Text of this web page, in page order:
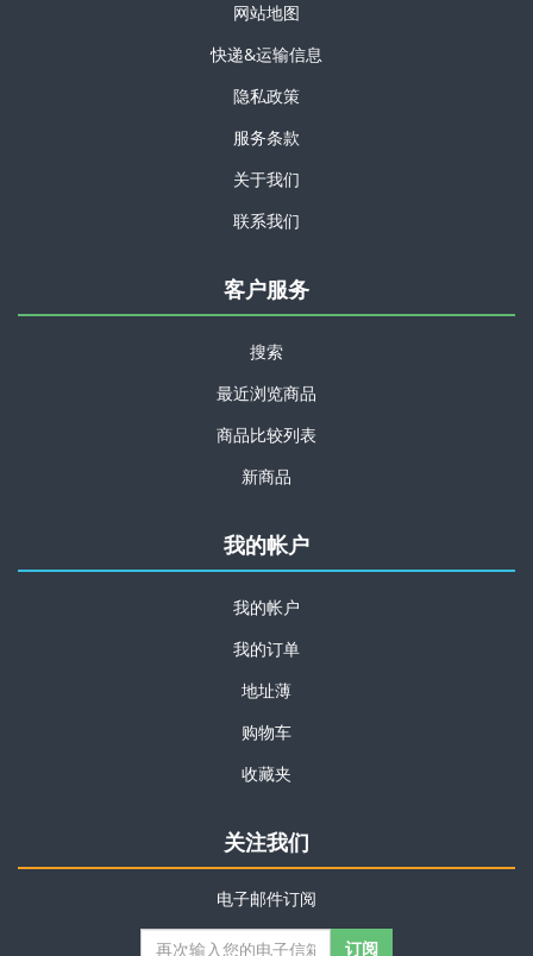
网站地图
快递&运输信息
隐私政策
服务条款
关于我们
联系我们
客户服务
搜索
最近浏览商品
商品比较列表
新商品
我的帐户
我的帐户
我的订单
地址薄
购物车
收藏夹
关注我们
电子邮件订阅